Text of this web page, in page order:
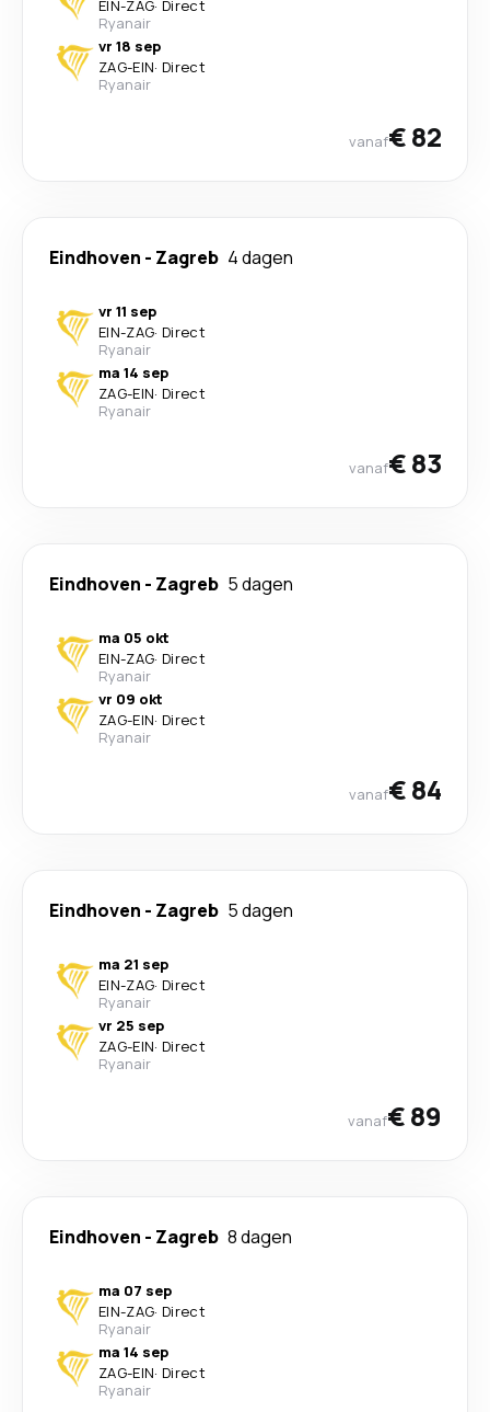
EIN-ZAG· Direct
Ryanair
vr 18 sep
ZAG-EIN· Direct
Ryanair
vanaf€ 82
Eindhoven - Zagreb 4 dagen
vr 11 sep
EIN-ZAG· Direct
Ryanair
ma 14 sep
ZAG-EIN· Direct
Ryanair
vanaf€ 83
Eindhoven - Zagreb 5 dagen
ma 05 okt
EIN-ZAG· Direct
Ryanair
vr 09 okt
ZAG-EIN· Direct
Ryanair
vanaf€ 84
Eindhoven - Zagreb 5 dagen
ma 21 sep
EIN-ZAG· Direct
Ryanair
vr 25 sep
ZAG-EIN· Direct
Ryanair
vanaf€ 89
Eindhoven - Zagreb 8 dagen
ma 07 sep
EIN-ZAG· Direct
Ryanair
ma 14 sep
ZAG-EIN· Direct
Ryanair